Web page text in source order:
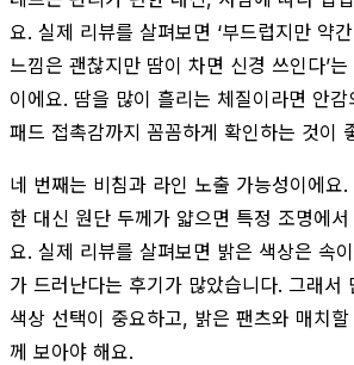
요. 실제 리뷰를 살펴보면 ‘부드럽지만 약간
느낌은 괜찮지만 땀이 차면 신경 쓰인다’
이에요. 땀을 많이 흘리는 체질이라면 안
패드 접촉감까지 꼼꼼하게 확인하는 것이
네 번째는 비침과 라인 노출 가능성이에요
한 대신 원단 두께가 얇으면 특정 조명에
요. 실제 리뷰를 살펴보면 밝은 색상은 속
가 드러난다는 후기가 많았습니다. 그래서
색상 선택이 중요하고, 밝은 팬츠와 매치
께 보아야 해요.